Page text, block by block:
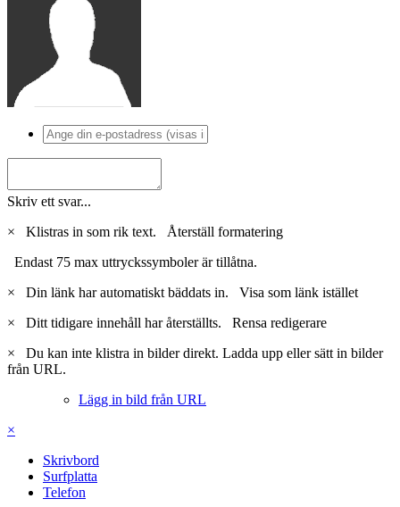
Skriv ett svar...
×
Klistras in som rik text. Återställ formatering
Endast 75 max uttryckssymboler är tillåtna.
×
Din länk har automatiskt bäddats in. Visa som länk istället
×
Ditt tidigare innehåll har återställts. Rensa redigerare
×
Du kan inte klistra in bilder direkt. Ladda upp eller sätt in bilder
från URL.
Lägg in bild från URL
×
Skrivbord
Surfplatta
Telefon